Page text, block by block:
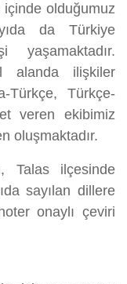
olduğumuz
da Türkiye
yaşamaktadır.
alanda ilişkiler
Türkçe, Türkçe-
veren ekibimiz
oluşmaktadır.
Talas ilçesinde
sayılan dillere
onaylı çeviri